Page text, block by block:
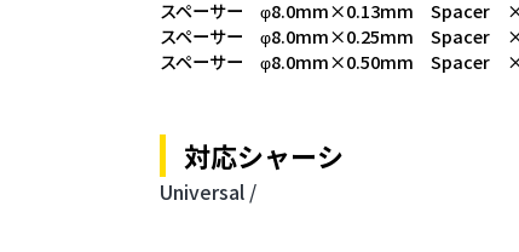
スペーサー φ8.0mm×0.13mm Spacer
スペーサー φ8.0mm×0.25mm Spacer
スペーサー φ8.0mm×0.50mm Spacer
対応シャーシ
Universal /